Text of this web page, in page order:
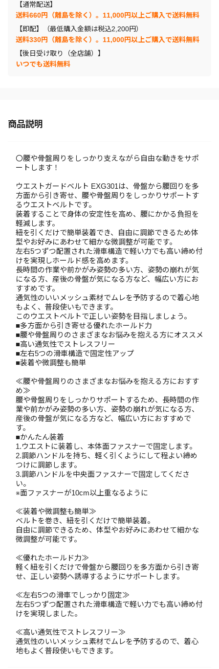
【通常配送】
送料660円（離島を除く）。11,000円以上ご購入で送料無料
【即配】（最低購入金額は税込2,200円）
送料330円（離島を除く）。11,000円以上ご購入で送料無料
【後日受け取り（全店舗）】
いつでも送料無料
商品説明
〇腰や骨盤周りをしっかり支えながら自由な動きをサポ
ートします！
ウエストガードベルト EXG301は、骨盤から腰回りを多
方面から引き寄せ、腰や骨盤周りをしっかりサポートす
るウエストベルトです。
装着することで身体の安定性を高め、腰にかかる負担を
軽減します。
紐を引くだけで簡単装着でき、自由に調節できるため体
型やお好みにあわせて細かな微調整が可能です。
左右5つずつ配置された滑車構造で軽い力でも高い締め付
けを実現しホールド感を高めます。
長時間の作業や前かがみ姿勢の多い方、姿勢の崩れが気
になる方、産後の骨盤が気になる方など、幅広い方にお
すすめです。
通気性のいいメッシュ素材でムレを予防するので着心地
もよく、普段使いもできます。
このウエストベルトで正しい姿勢を目指しましょう。
■多方面から引き寄せる優れたホールド力
■腰や骨盤周りのさまざまなお悩みを抱える方にオススメ
■高い通気性でストレスフリー
■左右5つの滑車構造で固定性アップ
■装着や微調整も簡単
≪腰や骨盤周りのさまざまなお悩みを抱える方におすす
め≫
腰や骨盤周りをしっかりサポートするため、長時間の作
業や前かがみ姿勢の多い方、姿勢の崩れが気になる方、
産後の骨盤が気になる方など、幅広い方におすすめで
す。
■かんたん装着
1.ウエストに装着し、本体面ファスナーで固定します。
2.調節ハンドルを持ち、軽く引くようにして程よい締め
つけに調節します。
3.調節ハンドルを中央面ファスナーで固定してくださ
い。
※面ファスナーが10cm以上重なるように
≪装着や微調整も簡単≫
ベルトを巻き、紐を引くだけで簡単装着。
自由に調節できるため、体型やお好みにあわせて細かな
微調整が可能です。
≪優れたホールド力≫
軽く紐を引くだけで骨盤から腰回りを多方面から引き寄
せ、正しい姿勢へ誘導するようにサポートします。
≪左右5つの滑車でしっかり固定≫
左右5つずつ配置された滑車構造で軽い力でも高い締め付
けを実現しました。
≪高い通気性でストレスフリー≫
通気性のいいメッシュ素材でムレを予防するので、着心
地もよく普段使いもできます。